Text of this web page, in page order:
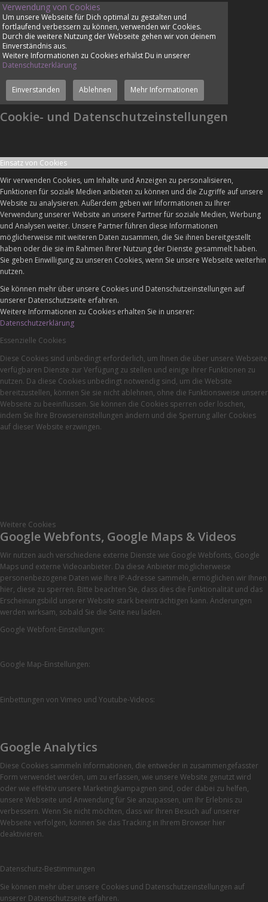
Verwendung von Cookies
Um unsere Webseite für Dich optimal zu gestalten und
fortlaufend verbessern zu können, verwenden wir Cookies.
Durch die weitere Nutzung der Webseite gehen wir von deinem
Einverständnis aus.
Weitere Informationen zu Cookies erhälst Du in unserer
Datenschutzerklärung
Einverstanden Ablehnen Mehr Informationen
Cookie- und Datenschutzeinstellungen
Einsatz von Cookies
Wir verwenden Cookies, um Inhalte und Anzeigen zu personalisieren,
Funktionen für soziale Medien anbieten zu können und die Zugriffe auf unsere
Website zu analysieren. Außerdem geben wir Informationen zu Ihrer
Verwendung unserer Website an unsere Partner für soziale Medien, Werbung
und Analysen weiter. Unsere Partner führen diese Informationen
möglicherweise mit weiteren Daten zusammen, die Sie ihnen bereitgestellt
haben oder die sie im Rahmen Ihrer Nutzung der Dienste gesammelt haben.
Sie geben Einwilligung zu unseren Cookies, wenn Sie unsere Webseite weiterhin
nutzen.
Sie können mehr über unsere Cookies und Datenschutzeinstellungen auf
unserer Datenschutzseite erfahren.
Weitere Informationen zu Cookies erhalten Sie in unserer:
Datenschutzerklärung
Essenzielle Cookies
Diese Cookies sind unbedingt erforderlich, um Ihnen die über unsere Webseite
verfügbaren Dienste zur Verfügung zu stellen und einige ihrer Funktionen zu
nutzen. Da diese Cookies unbedingt notwendig sind, um die Website
bereitzustellen, können Sie sie nicht ablehnen, ohne die Funktionsweise unserer
Webseite zu beeinflussen. Sie können die Cookies sperren oder löschen,
indem Sie Ihre Browsereinstellungen ändern und die Sperrung aller Cookies
auf dieser Website erzwingen.
Weitere Cookies
Google Webfonts, Google Maps & Videos
Wir nutzen auch verschiedene externe Dienste wie Google Webfonts, Google
Maps und externe Videoanbieter. Da diese Anbieter möglicherweise
personenbezogene Daten wie Ihre IP-Adresse sammeln, ermöglichen wir Ihnen
hier, diese zu sperren. Bitte beachten Sie, dass dies die Funktionalität und das
Erscheinungsbild unserer Website stark beeinträchtigen kann. Änderungen
werden wirksam, sobald Sie die Seite neu laden.
Google Webfont-Einstellungen:
Google Map-Einstellungen:
Einbettungen von Vimeo und Youtube-Videos:
Google Analytics
Diese Cookies sammeln Informationen, die entweder in zusammengefasster
Form verwendet werden, um zu erfassen, wie unsere Website genutzt wird
oder wie effektiv unsere Marketingkampagnen sind, oder dabei zu helfen,
unsere Webseite und Anwendung für Sie anzupassen, um Ihr Erlebnis zu
verbessern. Wenn Sie nicht möchten, dass wir Ihren Besuch auf unserer
Webseite verfolgen, können Sie das Tracking in Ihrem Browser hier
deaktivieren.
Datenschutz-Bestimmungen
Sie können mehr über unsere Cookies und Datenschutzeinstellungen auf
unserer Datenschutzseite erfahren.